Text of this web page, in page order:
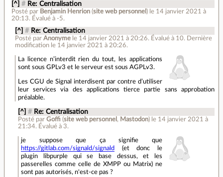
[^] # Re: Centralisation
Posté par Benjamin Henrion (site web personnel ) le 14 janvier 2021 à
20:13. Évalué à -5.
[^] # Re: Centralisation
Posté par Anonyme le 14 janvier 2021 à 20:26. Évalué à 10. Dernière
modification le 14 janvier 2021 à 20:26.
La licence n’interdit rien du tout, les applications
sont sous GPLv3 et le serveur est sous AGPLv3.
Les CGU de Signal interdisent par contre d’utiliser
leur services via des applications tierce partie sans approbation
préalable.
[^] # Re: Centralisation
Posté parGoffi (site web personnel , Mastodon) le 14 janvier 2021 à
21:34. Évalué à 3.
je suppose que ça signifie que
https://gitlab.com/signald/signald (et donc le
plugin libpurple qui se base dessus, et les
passerelles comme celle de XMPP ou Matrix) ne
sont pas autorisés, n'est-ce pas ?